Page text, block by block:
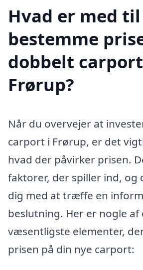
Hvad er med
bestemme
dobbelt
Frørup?
Når du overvejer at
carport i Frørup, er det
hvad der påvirker prisen.
faktorer, der spiller ind, og
dig med at træffe en
beslutning. Her er nogle af
væsentligste elementer,
prisen på din nye carport: